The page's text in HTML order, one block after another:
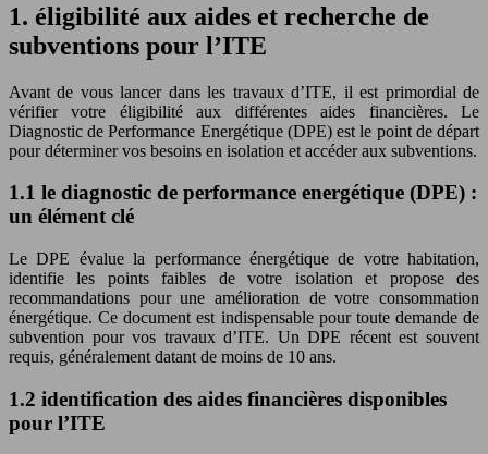
1. éligibilité aux aides et recherche de
subventions pour l’ITE
Avant de vous lancer dans les travaux d’ITE, il est primordial de
vérifier votre éligibilité aux différentes aides financières. Le
Diagnostic de Performance Energétique (DPE) est le point de départ
pour déterminer vos besoins en isolation et accéder aux subventions.
1.1 le diagnostic de performance energétique (DPE) :
un élément clé
Le DPE évalue la performance énergétique de votre habitation,
identifie les points faibles de votre isolation et propose des
recommandations pour une amélioration de votre consommation
énergétique. Ce document est indispensable pour toute demande de
subvention pour vos travaux d’ITE. Un DPE récent est souvent
requis, généralement datant de moins de 10 ans.
1.2 identification des aides financières disponibles
pour l’ITE